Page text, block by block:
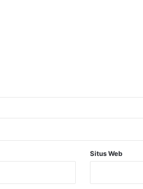
Situs Web